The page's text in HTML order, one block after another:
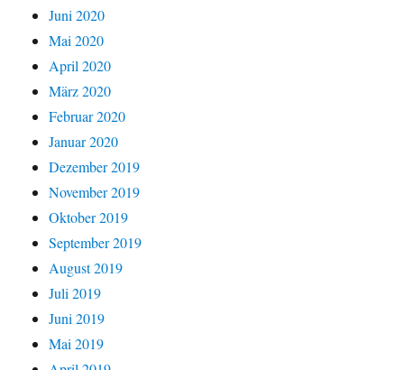
Juni 2020
Mai 2020
April 2020
März 2020
Februar 2020
Januar 2020
Dezember 2019
November 2019
Oktober 2019
September 2019
August 2019
Juli 2019
Juni 2019
Mai 2019